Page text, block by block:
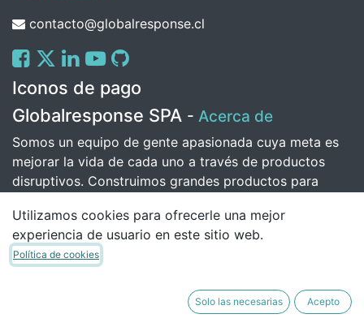
contacto@globalresponse.cl
Iconos de pago
Globalresponse SPA - Acerca de
Somos un equipo de gente apasionada cuya meta es
mejorar la vida de cada uno a través de productos
disruptivos. Construimos grandes productos para
Nuestros productos están diseñados para pequeñas o
medianas empresas que quieran optimizar su
rendimiento.
Copyright © Daniel Alejandro Santibanez Polanco
Utilizamos cookies para ofrecerle una mejor
experiencia de usuario en este sitio web.
Política de cookies
Solo las necesarias Acepto